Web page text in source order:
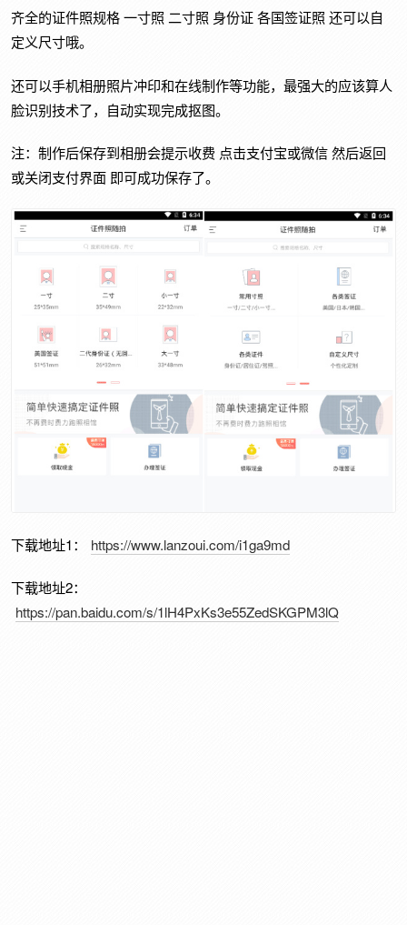
齐全的证件照规格 一寸照 二寸照 身份证 各国签证照 还可以自
定义尺寸哦。
还可以手机相册照片冲印和在线制作等功能，最强大的应该算人
脸识别技术了，自动实现完成抠图。
注：制作后保存到相册会提示收费 点击支付宝或微信 然后返回
或关闭支付界面 即可成功保存了。
下载地址1： https://www.lanzoui.com/i1ga9md
下载地址2：
https://pan.baidu.com/s/1lH4PxKs3e55ZedSKGPM3lQ